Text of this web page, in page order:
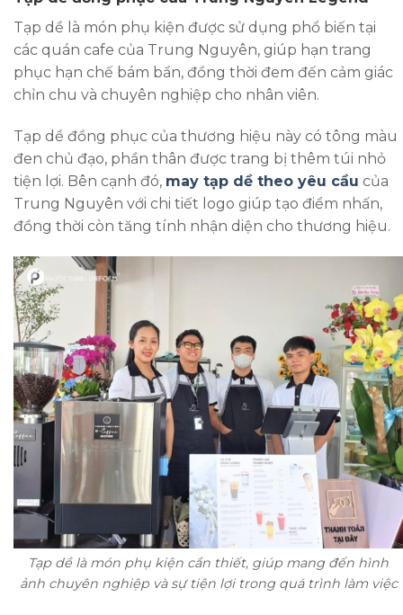
Tạp dề là món phụ kiện được sử dụng phổ biến tại
các quán cafe của Trung Nguyên, giúp hạn trang
phục hạn chế bám bẩn, đồng thời đem đến cảm giác
chỉn chu và chuyên nghiệp cho nhân viên.
Tạp dề đồng phục của thương hiệu này có tông màu
đen chủ đạo, phần thân được trang bị thêm túi nhỏ
tiện lợi. Bên cạnh đó, may tạp dề theo yêu cầu của
Trung Nguyên với chi tiết logo giúp tạo điểm nhấn,
đồng thời còn tăng tính nhận diện cho thương hiệu.
Tạp dề là món phụ kiện cần thiết, giúp mang đến hình
ảnh chuyên nghiệp và sự tiện lợi trong quá trình làm việc